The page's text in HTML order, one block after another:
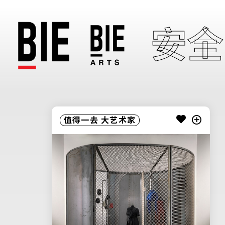
安
值得一去 大艺术家